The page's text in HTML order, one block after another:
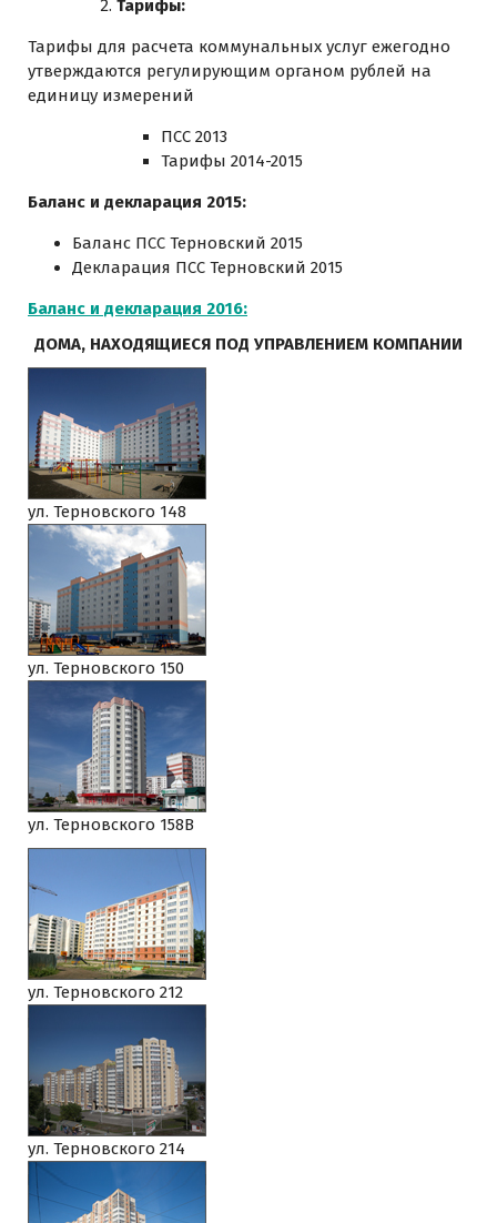
Тарифы:
Тарифы для расчета коммунальных услуг ежегодно
утверждаются регулирующим органом рублей на
единицу измерений
ПСС 2013
Тарифы 2014-2015
Баланс и декларация 2015:
Баланс ПСС Терновский 2015
Декларация ПСС Терновский 2015
Баланс и декларация 2016:
ДОМА, НАХОДЯЩИЕСЯ ПОД УПРАВЛЕНИЕМ КОМПАНИИ
ул. Терновского 148
ул. Терновского 150
ул. Терновского 158В
ул. Терновского 212
ул. Терновского 214